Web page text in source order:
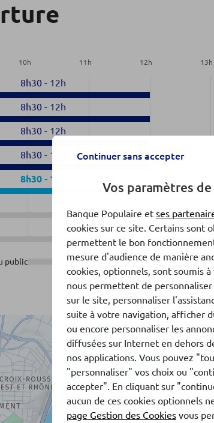
10h 11 h 12h 13h
8h30- 12h
8h30- 12h
8h30- 12h
8h30- 12h
8h30- 12h
public Fermé
Continuer sans accepter
Vos paramètres
Banque Populaire et ses
cookies sur ce site. Certains sont
permettent le bon
mesure d'audience de manière
cookies, optionnels, sont soumis à
nous permettent de
sur le site, personnaliser
suite à votre navigation, afficher
ou encore personnaliser les
diffusées sur Internet en dehors
nos applications. Vous pouvez
"personnaliser" vos choix ou
accepter". En cliquant sur
aucun de ces cookies optionnels
page Gestion des Cookies vous